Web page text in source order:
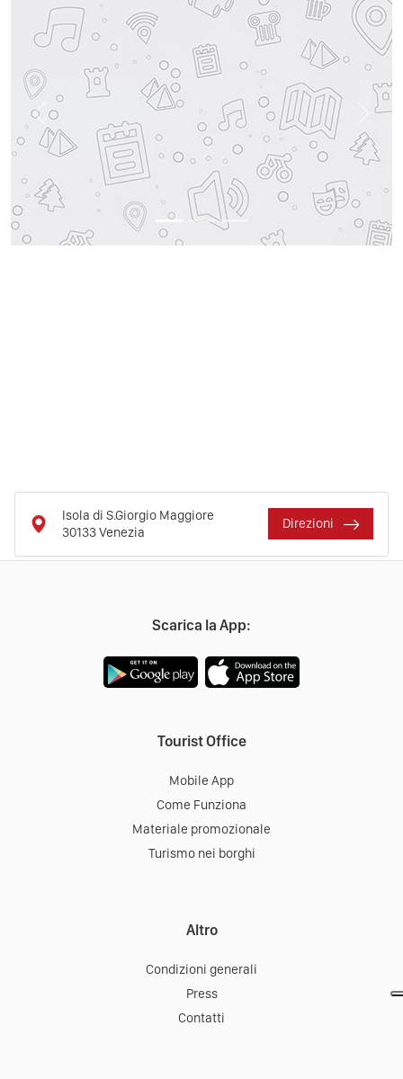
Previous
Isola di S.Giorgio Maggiore
30133Venezia
Direzioni
Scarica la App:
Tourist Office
Mobile App
Come Funziona
Materiale promozionale
Turismo nei borghi
Altro
Condizioni generali
Press
Contatti